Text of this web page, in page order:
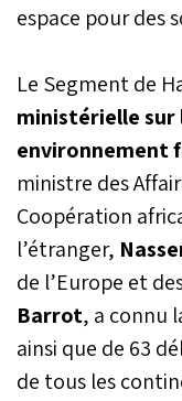
espace pour des
Le Segment de
ministérielle sur
environnement
ministre des
Coopération
l’étranger,
de l’Europe et
Barrot, a connu
ainsi que de 63
de tous les